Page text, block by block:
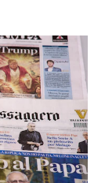
TwitterLinkedIn
mediante